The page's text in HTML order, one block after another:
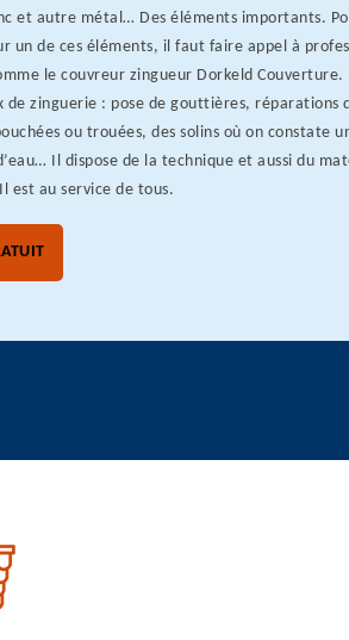
et autre métal… Des éléments importants.
un de ces éléments, il faut faire appel à
le couvreur zingueur Dorkeld
de zinguerie : pose de gouttières, réparations
ou trouées, des solins où on constate
Il dispose de la technique et aussi du
est au service de tous.